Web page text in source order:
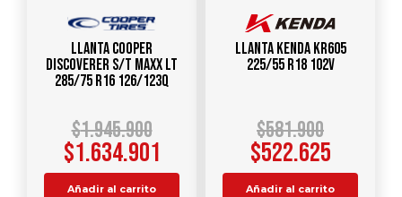
Llanta COOPER
DISCOVERER S/T MAXX LT
285/75 R16 126/123Q
$1.945.900
$1.634.901
Añadir al carrito
Llanta KENDA KR605
225/55 R18 102V
$581.900
$522.625
Añadir al carrito